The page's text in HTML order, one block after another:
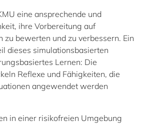
eine ansprechende und
ihre Vorbereitung auf
zu bewerten und zu verbessern. Ein
dieses simulationsbasierten
Lernen: Die
Reflexe und Fähigkeiten, die
angewendet werden
in einer risikofreien Umgebung